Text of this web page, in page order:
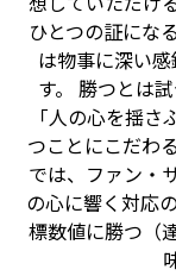
ひとつの証にな
は物事に深い
す。 勝つとは
「人の心を揺
つことにこだわ
では、ファン・
の心に響く対応
標数値に勝つ（